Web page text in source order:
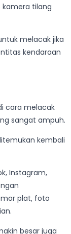
tilang
melacak jika
kendaraan
cara melacak
sangat ampuh.
kembali
Instagram,
plat, foto
besar juga